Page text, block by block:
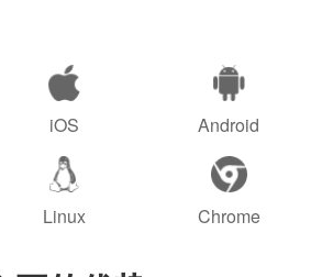
iOS Android
Linux Chrome